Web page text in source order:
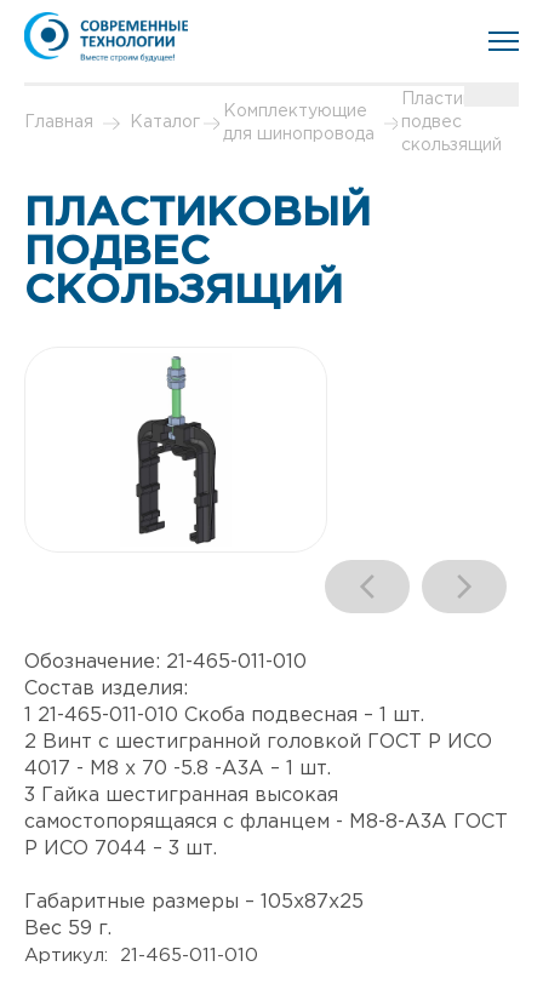
Главная Каталог
Комплектующие
для шинопровода
Пластиковый
подвес
скользящий
ПЛАСТИКОВЫЙ
ПОДВЕС
СКОЛЬЗЯЩИЙ
Обозначение: 21-465-011-010
Состав изделия:
1 21-465-011-010 Скоба подвесная – 1 шт.
2 Винт с шестигранной головкой ГОСТ Р ИСО
4017 - М8 x 70 -5.8 -А3А – 1 шт.
3 Гайка шестигранная высокая
самостопорящаяся с фланцем - M8-8-А3А ГОСТ
Р ИСО 7044 – 3 шт.
Габаритные размеры – 105х87х25
Вес 59 г.
Артикул: 21-465-011-010